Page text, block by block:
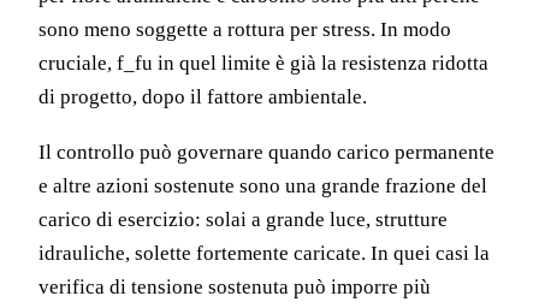
sono meno soggette a rottura per stress. In modo
cruciale, f_fu in quel limite è già la resistenza ridotta
di progetto, dopo il fattore ambientale.
Il controllo può governare quando carico permanente
e altre azioni sostenute sono una grande frazione del
carico di esercizio: solai a grande luce, strutture
idrauliche, solette fortemente caricate. In quei casi la
verifica di tensione sostenuta può imporre più